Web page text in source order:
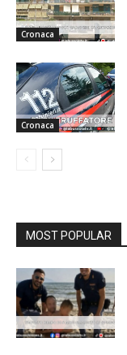
Cronaca
Cronaca
MOST POPULAR